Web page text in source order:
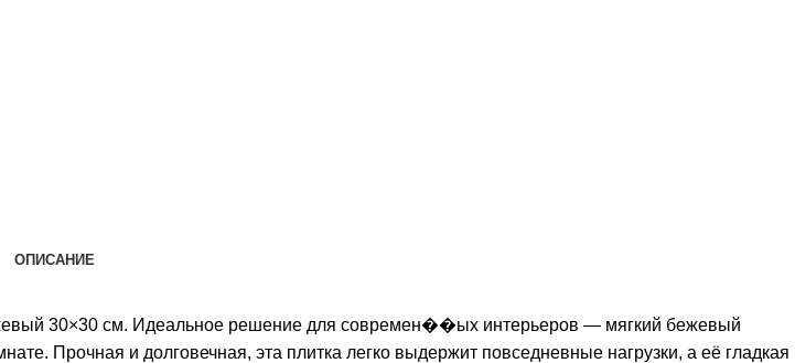
ОПИСАНИЕ
30×30 см. Идеальное решение для современ��ых интерьеров — мягкий бежевый
Прочная и долговечная, эта плитка легко выдержит повседневные нагрузки, а её гладкая